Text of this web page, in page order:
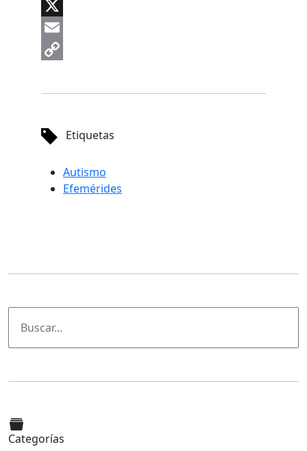
LinkedIn
X
Email
Link
Etiquetas
Autismo
Efemérides
Categorías